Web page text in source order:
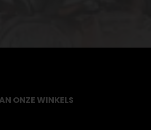
ONZE WINKELS